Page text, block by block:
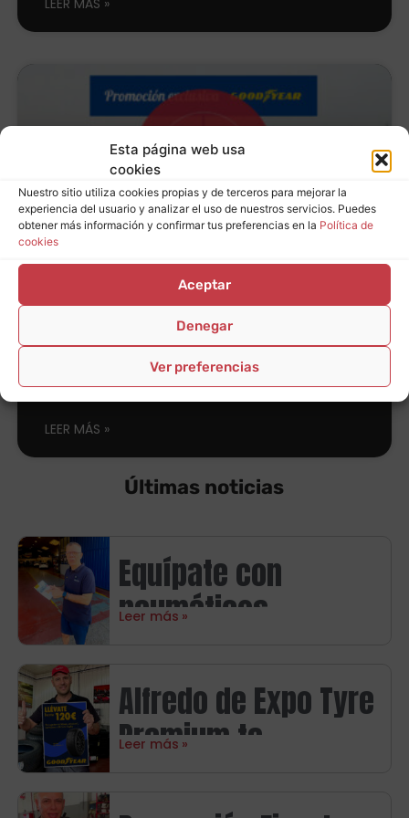
Esta página web usa
cookies
Nuestro sitio utiliza cookies propias y de terceros para mejorar la
experiencia del usuario y analizar el uso de nuestros servicios. Puedes
obtener más información y confirmar tus preferencias en la Política de
cookies
Aceptar
Denegar
Ver preferencias
LEER MÁS
(Finalizada) Promoción
exclusiva de Goodyear
sólo en Expo Tyre
LEER MÁS
Últimas noticias
Equípate con
neumáticos
hasta 100€ en
carburante
Leer más
Alfredo de Expo Tyre
Premium te
Leer más